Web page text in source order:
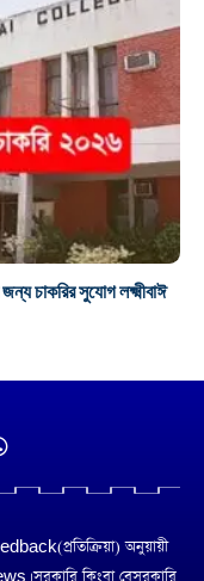
সুযোগ লক্ষ্মীবাঈ
অনুয়ায়ী
সরকারি কিংবা বেসরকারি